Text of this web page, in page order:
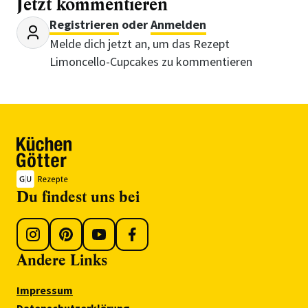
Jetzt kommentieren
Registrieren oderAnmelden
Melde dich jetzt an, um das Rezept
Limoncello-Cupcakes zu kommentieren
Du findest uns bei
Andere Links
Impressum